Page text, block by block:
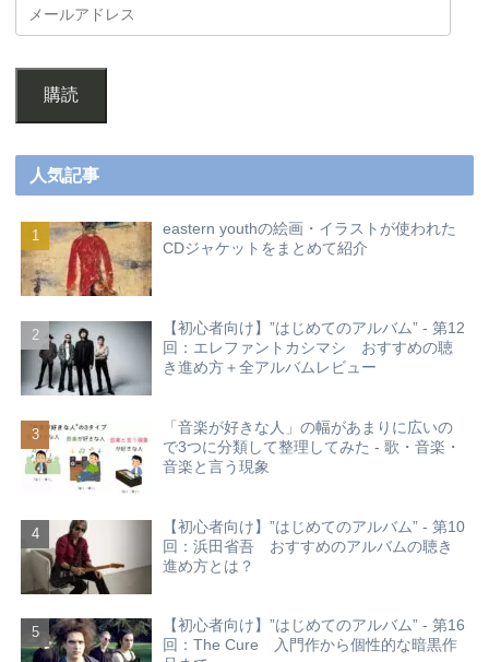
購読
人気記事
eastern youthの絵画・イラストが使われた
CDジャケットをまとめて紹介
【初心者向け】”はじめてのアルバム” - 第12
回：エレファントカシマシ おすすめの聴
き進め方＋全アルバムレビュー
「音楽が好きな人」の幅があまりに広いの
で3つに分類して整理してみた - 歌・音楽・
音楽と言う現象
【初心者向け】”はじめてのアルバム” - 第10
回：浜田省吾 おすすめのアルバムの聴き
進め方とは？
【初心者向け】”はじめてのアルバム” - 第16
回：The Cure 入門作から個性的な暗黒作